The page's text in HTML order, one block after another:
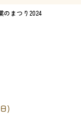
のまつり2024
)